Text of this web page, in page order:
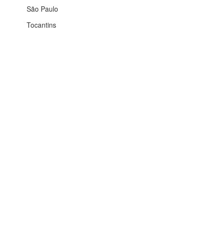
São Paulo
Tocantins